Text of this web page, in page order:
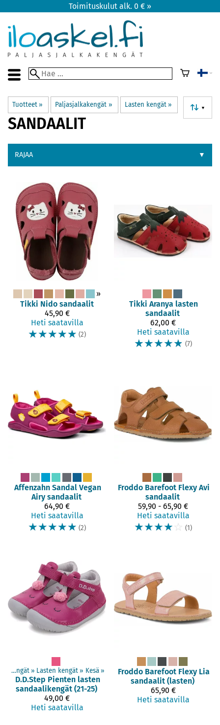
Toimituskulut alk. 0 € »
Tuotteet ‪» Paljasjalkakengät ‪» Lasten kengät ‪» ▼
SANDAALIT
RAJAA ▼
»
Tikki Nido sandaalit
45,90 €
Heti saatavilla
☆☆☆☆☆ (2)
Tikki Aranya lasten
sandaalit
62,00 €
Heti saatavilla
☆☆☆☆☆ (7)
Affenzahn Sandal Vegan
Airy sandaalit
64,90 €
Heti saatavilla
☆☆☆☆☆ (2)
Froddo Barefoot Flexy Avi
sandaalit
59,90 - 65,90 €
Heti saatavilla
☆☆☆☆☆ (1)
Paljasjalkakengät ‪» Lasten kengät ‪» Kesä ‪»
D.D.Step Pienten lasten
sandaalikengät (21-25)
49,00 €
Heti saatavilla
Froddo Barefoot Flexy Lia
sandaalit (lasten)
65,90 €
Heti saatavilla